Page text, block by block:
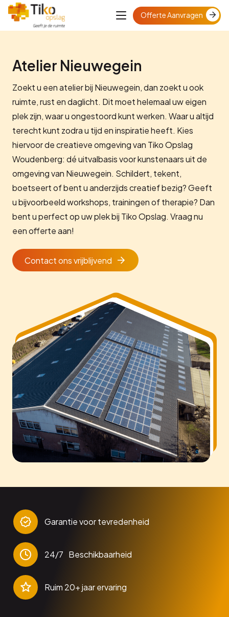
Offerte Aanvragen
Atelier Nieuwegein
Zoekt u een atelier bij Nieuwegein, dan zoekt u ook
ruimte, rust en daglicht. Dit moet helemaal uw eigen
plek zijn, waar u ongestoord kunt werken. Waar u altijd
terecht kunt zodra u tijd en inspiratie heeft. Kies
hiervoor de creatieve omgeving van Tiko Opslag
Woudenberg: dé uitvalbasis voor kunstenaars uit de
omgeving van Nieuwegein. Schildert, tekent,
boetseert of bent u anderzijds creatief bezig? Geeft
u bijvoorbeeld workshops, trainingen of therapie? Dan
bent u perfect op uw plek bij Tiko Opslag. Vraag nu
een offerte aan!
Contact ons vrijblijvend
Garantie voor tevredenheid
24/7 Beschikbaarheid
Ruim 20+ jaar ervaring